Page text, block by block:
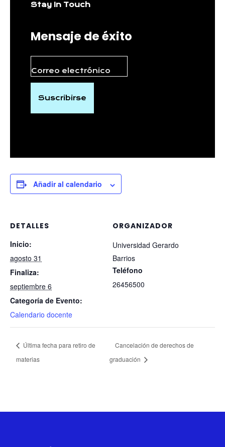
Stay In Touch
Mensaje de éxito
Suscribirse
Añadir al calendario
DETALLES
Inicio:
agosto 31
Finaliza:
septiembre 6
Categoría de Evento:
Calendario docente
ORGANIZADOR
Universidad Gerardo
Barrios
Teléfono
26456500
Última fecha para retiro de
materias
Cancelación de derechos de
graduación